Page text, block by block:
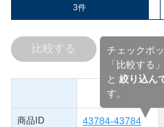
3件
チェックボ
「比較する
と 絞り込ん
す。
比較する
商品ID 43784-43784